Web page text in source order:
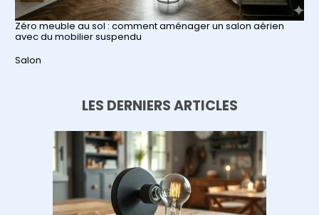
Zéro meuble au sol : comment aménager un salon aérien
avec du mobilier suspendu
Par rapport à
Salon
LES DERNIERS ARTICLES